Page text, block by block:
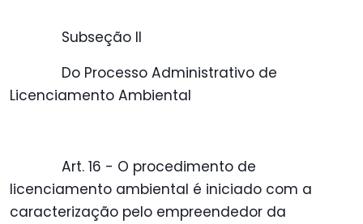
Subseção II
Do Processo Administrativo de
Licenciamento Ambiental
Art. 16 - O procedimento de
licenciamento ambiental é iniciado com a
caracterização pelo empreendedor da